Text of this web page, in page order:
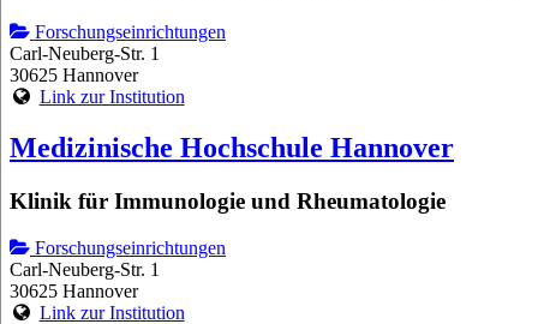
Forschungseinrichtungen
Carl-Neuberg-Str. 1
30625 Hannover
Link zur Institution
Medizinische Hochschule Hannover
Klinik für Immunologie und Rheumatologie
Forschungseinrichtungen
Carl-Neuberg-Str. 1
30625 Hannover
Link zur Institution